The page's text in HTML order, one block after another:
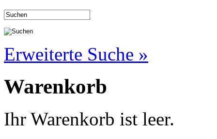
Erweiterte Suche »
Warenkorb
Ihr Warenkorb ist leer.